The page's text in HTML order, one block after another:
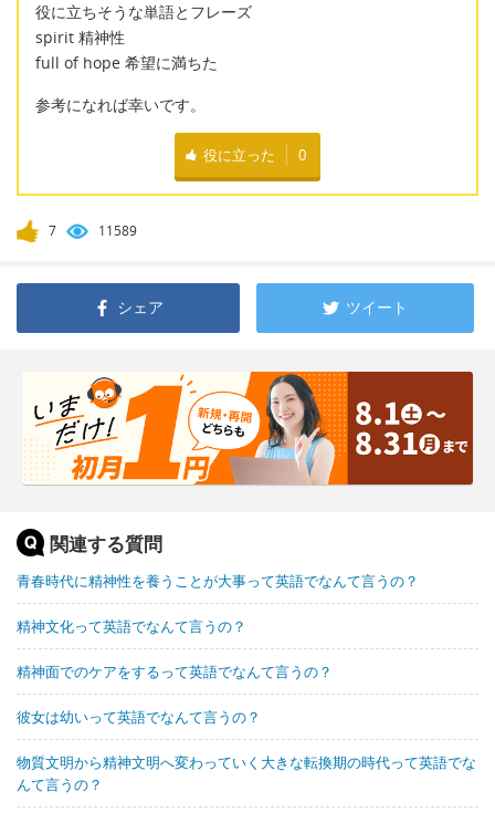
役に立ちそうな単語とフレーズ
spirit 精神性
full of hope 希望に満ちた
参考になれば幸いです。
役に立った 0
7 11589
シェア ツイート
関連する質問
青春時代に精神性を養うことが大事って英語でなんて言うの？
精神文化って英語でなんて言うの？
精神面でのケアをするって英語でなんて言うの？
彼女は幼いって英語でなんて言うの？
物質文明から精神文明へ変わっていく大きな転換期の時代って英語でな
んて言うの？